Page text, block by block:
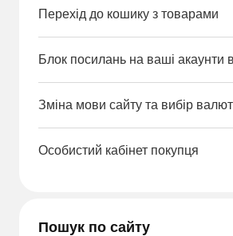
Перехід до кошику з товарами
Блок посилань на ваші акаунти
Зміна мови сайту та вибір
Особистий кабінет покупця
Пошук по сайту